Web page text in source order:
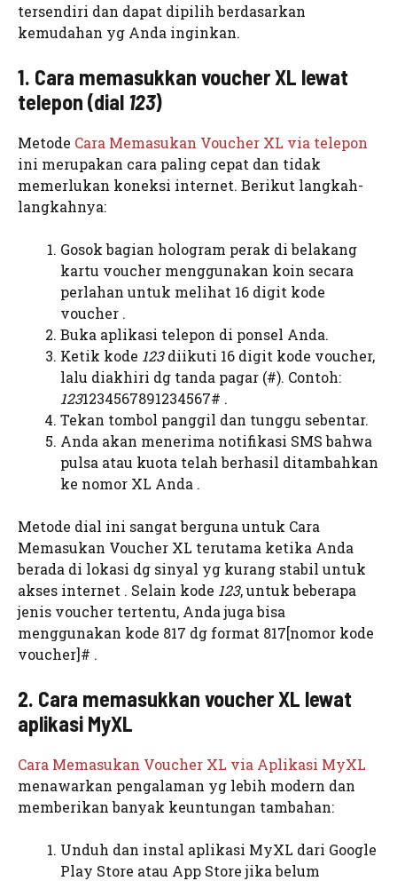
tersendiri dan dapat dipilih berdasarkan
kemudahan yg Anda inginkan.
1. Cara memasukkan voucher XL lewat
telepon (dial 123)
Metode Cara Memasukan Voucher XL via telepon
ini merupakan cara paling cepat dan tidak
memerlukan koneksi internet. Berikut langkah-
langkahnya:
Gosok bagian hologram perak di belakang
kartu voucher menggunakan koin secara
perlahan untuk melihat 16 digit kode
voucher .
Buka aplikasi telepon di ponsel Anda.
Ketik kode 123diikuti 16 digit kode voucher,
lalu diakhiri dg tanda pagar (#). Contoh:
1231234567891234567# .
Tekan tombol panggil dan tunggu sebentar.
Anda akan menerima notifikasi SMS bahwa
pulsa atau kuota telah berhasil ditambahkan
ke nomor XL Anda .
Metode dial ini sangat berguna untuk Cara
Memasukan Voucher XL terutama ketika Anda
berada di lokasi dg sinyal yg kurang stabil untuk
akses internet . Selain kode 123, untuk beberapa
jenis voucher tertentu, Anda juga bisa
menggunakan kode 817 dg format 817[nomor kode
voucher]# .
2. Cara memasukkan voucher XL lewat
aplikasi MyXL
Cara Memasukan Voucher XL via Aplikasi MyXL
menawarkan pengalaman yg lebih modern dan
memberikan banyak keuntungan tambahan:
Unduh dan instal aplikasi MyXL dari Google
Play Store atau App Store jika belum